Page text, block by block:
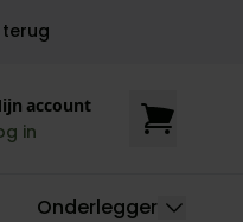
account
in
Onderlegger